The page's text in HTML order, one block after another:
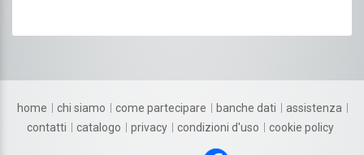
home chi siamo come partecipare banche dati
assistenza
contatti
catalogo privacy condizioni d'uso cookie policy